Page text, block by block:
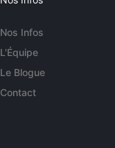
Nos Infos
L'Équipe
Le Blogue
Contact